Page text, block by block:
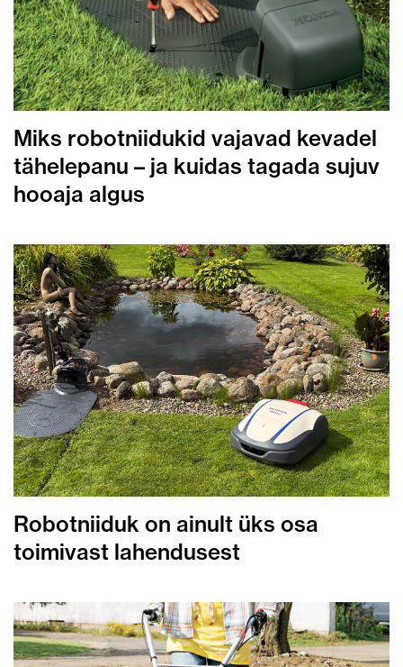
Miks robotniidukid vajavad kevadel
tähelepanu – ja kuidas tagada sujuv
hooaja algus
Robotniiduk on ainult üks osa
toimivast lahendusest